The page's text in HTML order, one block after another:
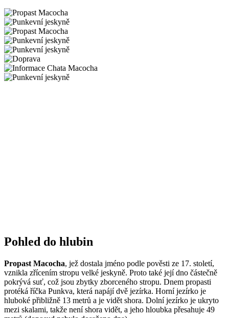
Pohled do hlubin
Propast Macocha, jež dostala jméno podle pověsti ze 17. století,
vznikla zřícením stropu velké jeskyně. Proto také její dno částečně
pokrývá suť, což jsou zbytky zborceného stropu. Dnem propasti
protéká říčka Punkva, která napájí dvě jezírka. Horní jezírko je
hluboké přibližně 13 metrů a je vidět shora. Dolní jezírko je ukryto
mezi skalami, takže není shora vidět, a jeho hloubka přesahuje 49